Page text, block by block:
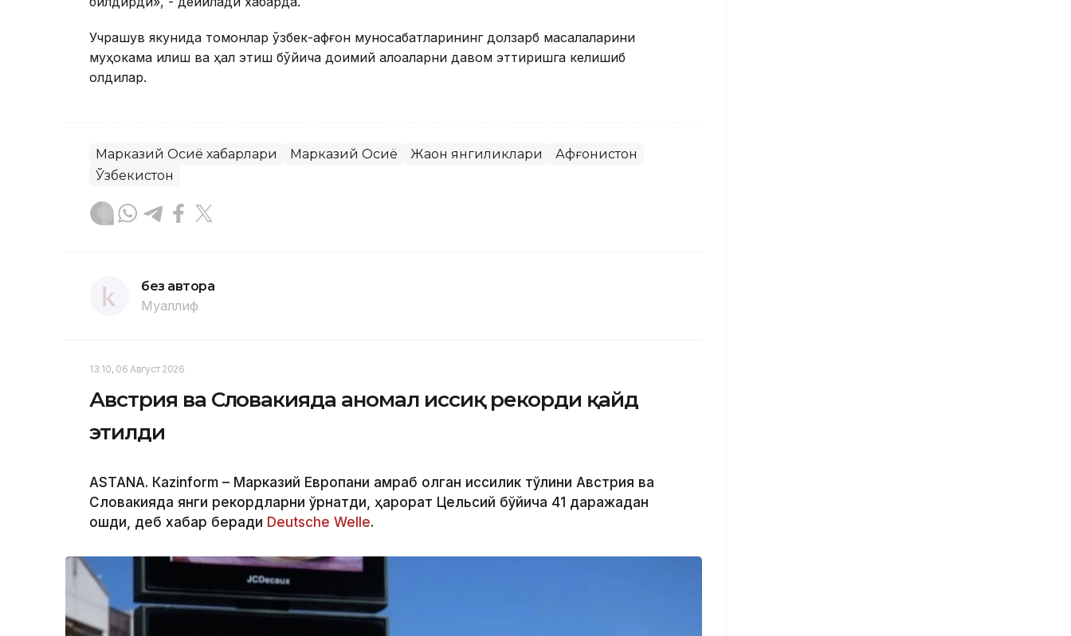
Учрашув якунида томонлар ўзбек-афғон муносабатларининг долзарб масалаларини
муҳокама қилиш ва ҳал этиш бўйича доимий алоқаларни давом эттиришга келишиб
олдилар.
Марказий Осиё хабарлари Марказий Осиё Жаҳон янгиликлари
Афғонистон
Ўзбекистон
без автора
Муаллиф
13:10, 06 Август 2026
Австрия ва Словакияда аномал иссиқ рекорди қайд
этилди
ASTANА. Кazinform – Марказий Европани қамраб олган иссиқлик тўлқини Австрия ва
Словакияда янги рекордларни ўрнатди, ҳарорат Цельсий бўйича 41 даражадан
ошди, деб хабар беради Deutsche Welle.